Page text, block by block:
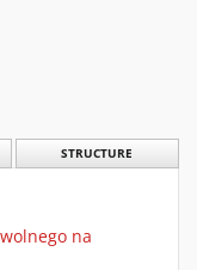
STRUCTURE
na